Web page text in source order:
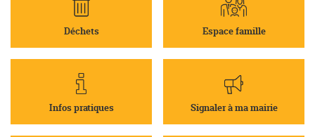
Déchets Espace famille
Infos pratiques Signaler à ma mairie